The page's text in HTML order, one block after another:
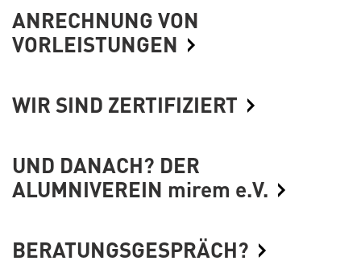
ANRECHNUNG VON
VORLEISTUNGEN
WIR SIND ZERTIFIZIERT
UND DANACH? DER
ALUMNIVEREIN mirem e.V.
BERATUNGSGESPRÄCH?